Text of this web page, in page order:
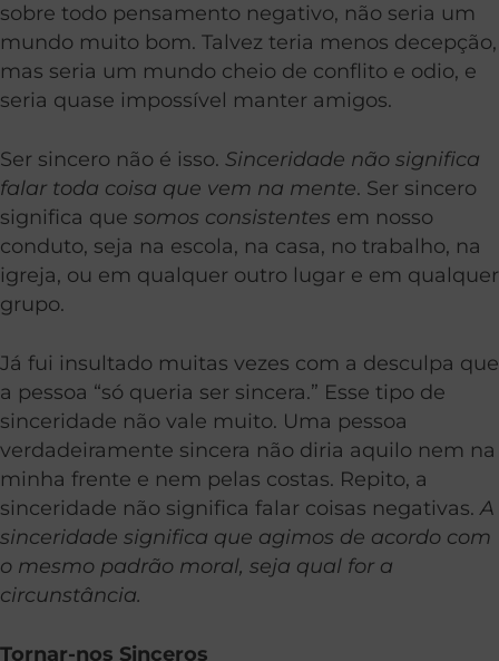
sobre todo pensamento negativo, não seria um
mundo muito bom. Talvez teria menos decepção,
mas seria um mundo cheio de conflito e odio, e
seria quase impossível manter amigos.
Ser sincero não é isso. Sinceridade não significa
falar toda coisa que vem na mente. Ser sincero
significa que somos consistentes em nosso
conduto, seja na escola, na casa, no trabalho, na
igreja, ou em qualquer outro lugar e em qualquer
grupo.
Já fui insultado muitas vezes com a desculpa que
a pessoa “só queria ser sincera.” Esse tipo de
sinceridade não vale muito. Uma pessoa
verdadeiramente sincera não diria aquilo nem na
minha frente e nem pelas costas. Repito, a
sinceridade não significa falar coisas negativas. A
sinceridade significa que agimos de acordo com
o mesmo padrão moral, seja qual for a
circunstância.
Tornar-nos Sinceros